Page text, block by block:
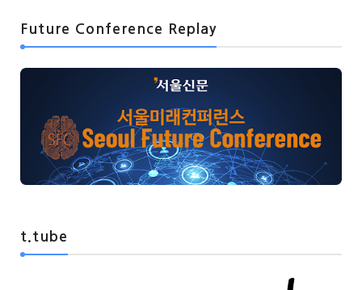
Future Conference Replay
t.tube